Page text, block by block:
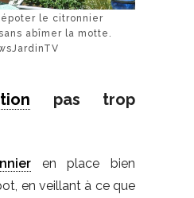
le citronnier
abîmer la motte.
pas trop
en place bien
en veillant à ce que